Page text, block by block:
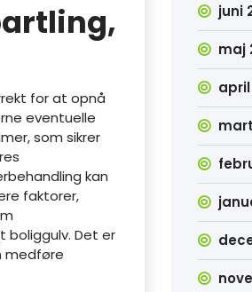
for at opnå
eventuelle
som sikrer
kan
faktorer,
boliggulv. Det er
medføre
juni
maj
april